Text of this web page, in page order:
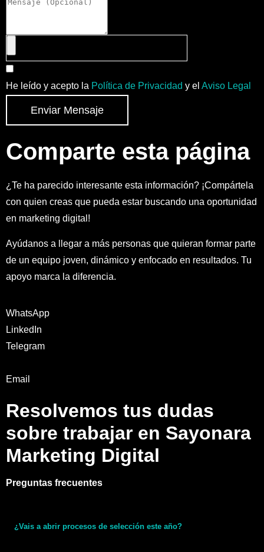
He leído y acepto la Política de Privacidad y el Aviso Legal
Enviar Mensaje
Comparte esta página
¿Te ha parecido interesante esta información? ¡Compártela
con quien creas que pueda estar buscando una oportunidad
en marketing digital!
Ayúdanos a llegar a más personas que quieran formar parte
de un equipo joven, dinámico y enfocado en resultados. Tu
apoyo marca la diferencia.
WhatsApp
LinkedIn
Telegram
Email
Resolvemos tus dudas
sobre trabajar en Sayonara
Marketing Digital
Preguntas frecuentes
¿Vais a abrir procesos de selección este año?